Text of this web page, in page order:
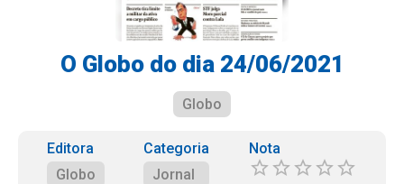
O Globo do dia 24/06/2021
Globo
Editora
Globo
Categoria
Jornal
Nota